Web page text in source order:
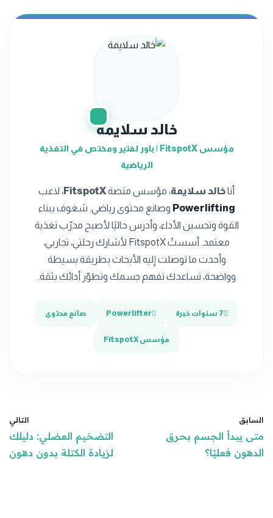
خالد سلايمة
مؤسس FitspotX | باور لفتير ومختص في التغذية
الرياضية
أناخالد سلايمة، مؤسس منصةFitspotX، لاعب
Powerlifting وصانع محتوى رياضي. شغوف ببناء
القوة وتحسين الأداء، وأدرس حاليًا لأصبح مدرّب تغذية
معتمد. أسستُ FitspotX لأشارك رحلتي، تجاربي،
وأحدث ما توصلت إليه الأبحاث بطريقة بسيطة
وواضحة، تساعدك تفهم جسمك وتطوّر أدائك بثقة.
7 سنوات خبرة Powerlifter صانع محتوى
مؤسس FitspotX
السابق
متى يبدأ الجسم بحرق
الدهون فعليًا؟
التالي
التضخيم العضلي: دليلك
لزيادة الكتلة بدون دهون